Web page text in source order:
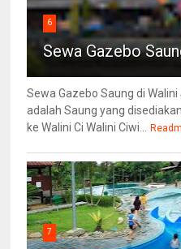
6
Sewa Gazebo
Sewa Gazebo Saung di
adalah Saung yang
ke Walini Ci Walini Ciwi...
7